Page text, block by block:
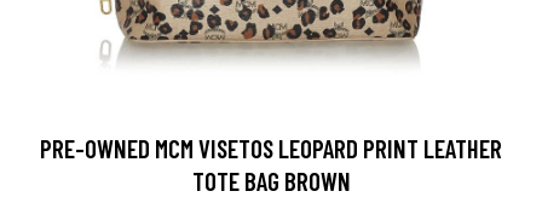
PRE-OWNED MCM VISETOS LEOPARD PRINT LEATHER
TOTE BAG BROWN